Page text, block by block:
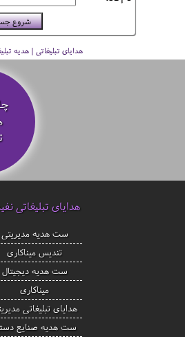
هدایای تبلیغاتی | هدیه
هدایای تبلیغاتی
ست هدیه مدیریتی
تندیس میناکاری
ست هدیه دیجیتال
میناکاری
هدایای تبلیغاتی
ست هدیه صنایع